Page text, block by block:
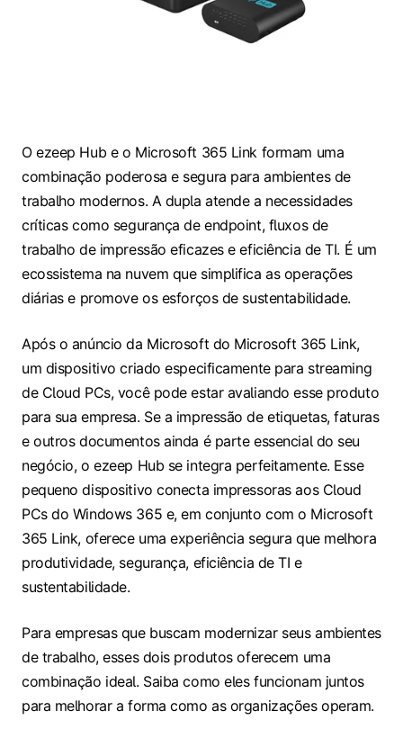
O ezeep Hub e o Microsoft 365 Link formam uma
combinação poderosa e segura para ambientes de
trabalho modernos. A dupla atende a necessidades
críticas como segurança de endpoint, fluxos de
trabalho de impressão eficazes e eficiência de TI. É um
ecossistema na nuvem que simplifica as operações
diárias e promove os esforços de sustentabilidade.
Após o anúncio da Microsoft do Microsoft 365 Link,
um dispositivo criado especificamente para streaming
de Cloud PCs, você pode estar avaliando esse produto
para sua empresa. Se a impressão de etiquetas, faturas
e outros documentos ainda é parte essencial do seu
negócio, o ezeep Hub se integra perfeitamente. Esse
pequeno dispositivo conecta impressoras aos Cloud
PCs do Windows 365 e, em conjunto com o Microsoft
365 Link, oferece uma experiência segura que melhora
produtividade, segurança, eficiência de TI e
sustentabilidade.
Para empresas que buscam modernizar seus ambientes
de trabalho, esses dois produtos oferecem uma
combinação ideal. Saiba como eles funcionam juntos
para melhorar a forma como as organizações operam.